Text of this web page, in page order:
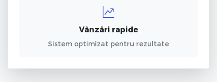
Vânzări rapide
Sistem optimizat pentru rezultate